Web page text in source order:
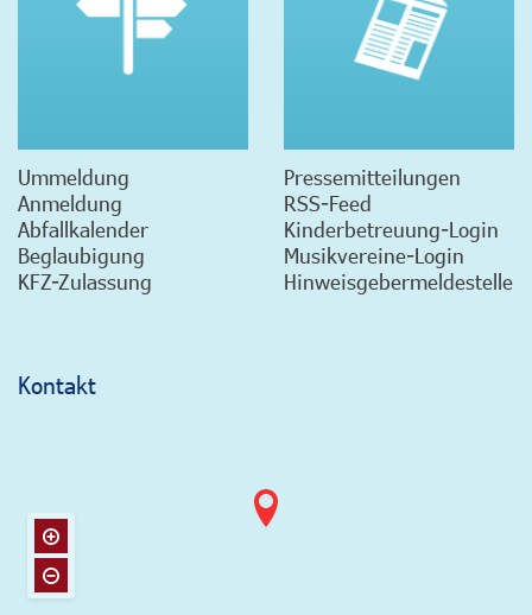
Ummeldung
Anmeldung
Abfallkalender
Beglaubigung
KFZ-Zulassung
Pressemitteilungen
RSS-Feed
Kinderbetreuung-Login
Musikvereine-Login
Hinweisgebermeldestelle
Kontakt